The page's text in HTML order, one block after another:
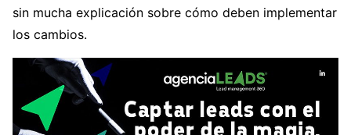
sin mucha explicación sobre cómo deben implementar
los cambios.